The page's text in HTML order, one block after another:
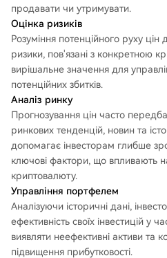
продавати чи утримувати.
Оцінка ризиків
Розуміння потенційного руху цін
ризики, пов'язані з конкретною
вирішальне значення для
потенційних збитків.
Аналіз ринку
Прогнозування цін часто
ринкових тенденцій, новин та
допомагає інвесторам глибше
ключові фактори, що впливають
криптовалюту.
Управління портфелем
Аналізуючи історичні дані,
ефективність своїх інвестицій у
виявляти неефективні активи та
підвищення прибутковості.